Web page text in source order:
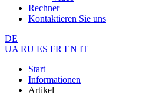
Rechner
Kontaktieren Sie uns
DE
UA RU ES FR EN IT
Start
Informationen
Artikel